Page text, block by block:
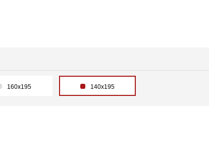
160х195 140х195